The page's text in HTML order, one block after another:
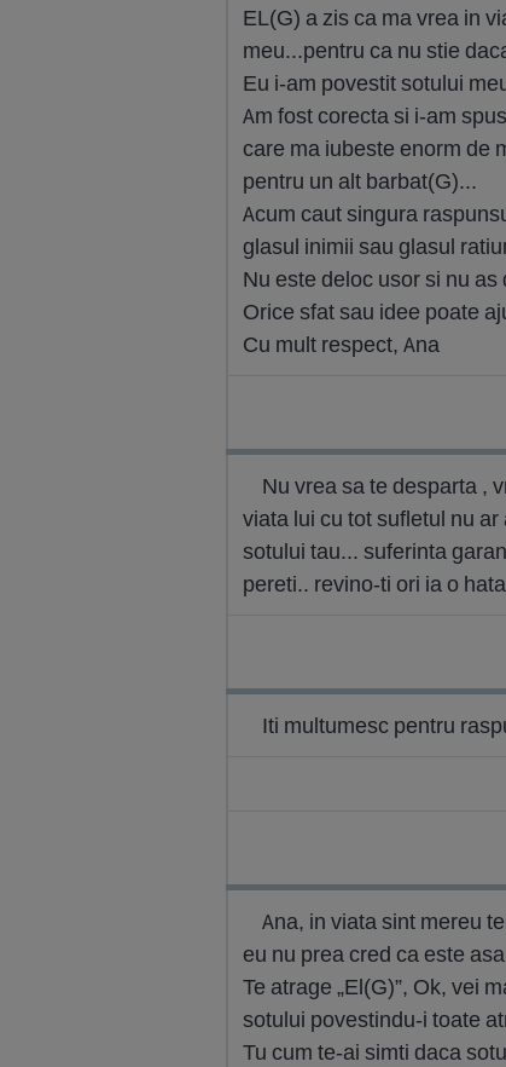
EL(G) a zis ca ma vrea in
meu...pentru ca nu stie
Eu i-am povestit sotului
Am fost corecta si i-am
care ma iubeste enorm de
pentru un alt barbat(G)...
Acum caut singura
glasul inimii sau glasul
Nu este deloc usor si nu
Orice sfat sau idee poate
Cu mult respect, Ana
Nu vrea sa te desparta ,
viata lui cu tot sufletul nu
sotului tau... suferinta
pereti.. revino-ti ori ia o
Iti multumesc pentru
Ana, in viata sint mereu
eu nu prea cred ca este
Te atrage „El(G)”, Ok, vei
sotului povestindu-i toate
Tu cum te-ai simti daca